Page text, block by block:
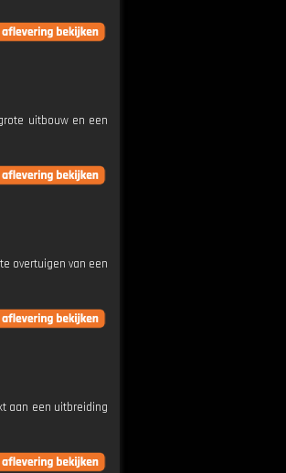
uitbouw en een
overtuigen van een
aan een uitbreiding